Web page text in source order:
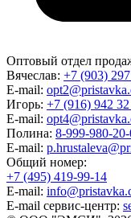
Оптовый отдел
Вячеслав: +7 (903)
E-mail:
Игорь: +7 (916) 942
E-mail:
Полина: 8-999-980-
E-mail:
Общий номер:
+7 (495) 419-99-14
E-mail:
E-mail сервис-центр: